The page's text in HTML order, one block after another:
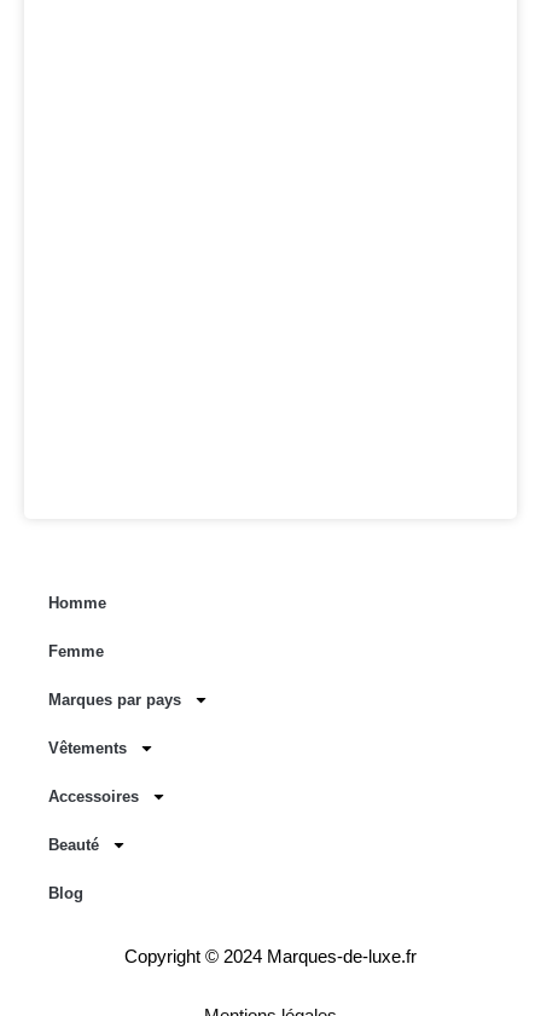
Homme
Femme
Marques par pays
Vêtements
Accessoires
Beauté
Blog
Copyright © 2024 Marques-de-luxe.fr